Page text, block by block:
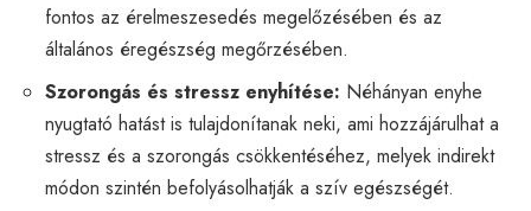
fontos az érelmeszesedés megelőzésében és az
általános éregészség megőrzésében.
Szorongás és stressz enyhítése: Néhányan enyhe
nyugtató hatást is tulajdonítanak neki, ami hozzájárulhat a
stressz és a szorongás csökkentéséhez, melyek indirekt
módon szintén befolyásolhatják a szív egészségét.